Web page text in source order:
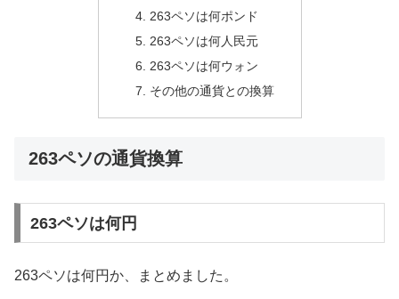
263ペソは何ポンド
263ペソは何人民元
263ペソは何ウォン
その他の通貨との換算
263ペソの通貨換算
263ペソは何円
263ペソは何円か、まとめました。